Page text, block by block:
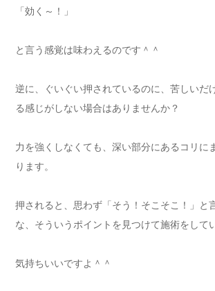
「効く～！」
と言う感覚は味わえるのです＾＾
逆に、ぐいぐい押されているのに、苦しいだ
る感じがしない場合はありませんか？
力を強くしなくても、深い部分にあるコリに
ります。
押されると、思わず「そう！そこそこ！」と
な、そういうポイントを見つけて施術をして
気持ちいいですよ＾＾